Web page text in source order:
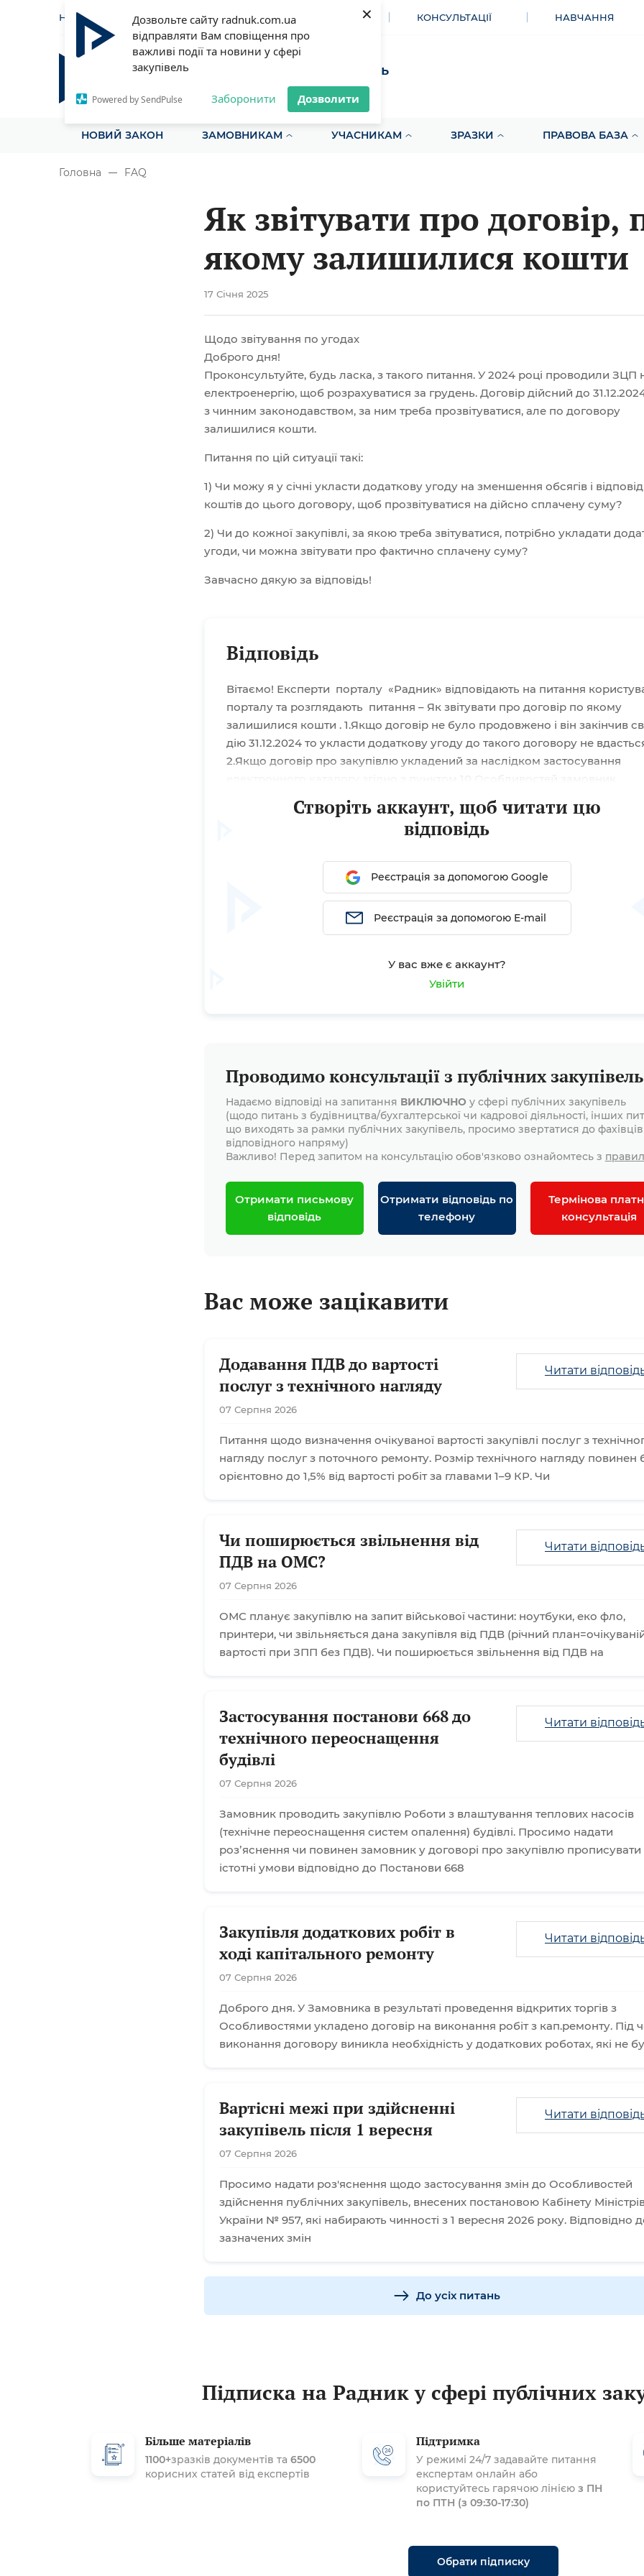
Дозвольте сайту radnuk.com.ua
відправляти Вам сповіщення про
важливі події та новини у сфері
закупівель
Powered by SendPulse Заборонити Дозволити
×
НОВИНИ СТАТТІ ІНСТРУМЕНТИ КОНСУЛЬТАЦІЇ НАВЧАННЯ
Радник у сфері публічних закупівель
Все для закупівель на одному порталі
НОВИЙ ЗАКОН ЗАМОВНИКАМ УЧАСНИКАМ ЗРАЗКИ ПРАВОВА БАЗА
Головна FAQ
Як звітувати про договір,
якому залишилися кошти
17 Січня 2025
Щодо звітування по угодах
Доброго дня!
Проконсультуйте, будь ласка, з такого питання. У 2024 році проводили ЗЦП
електроенергію, щоб розрахуватися за грудень. Договір дійсний до
з чинним законодавством, за ним треба прозвітуватися, але по договору
залишилися кошти.
Питання по цій ситуації такі:
1) Чи можу я у січні укласти додаткову угоду на зменшення обсягів і
коштів до цього договору, щоб прозвітуватися на дійсно сплачену суму?
2) Чи до кожної закупівлі, за якою треба звітуватися, потрібно укладати
угоди, чи можна звітувати про фактично сплачену суму?
Завчасно дякую за відповідь!
Відповідь
Вітаємо! Експерти порталу «Радник» відповідають на питання
порталу та розглядають питання – Як звітувати про договір по якому
залишилися кошти . 1.Якщо договір не було продовжено і він закінчив
дію 31.12.2024 то укласти додаткову угоду до такого договору не
2.Якщо договір про закупівлю укладений за наслідком застосування
оприлюднює звіт про виконання договору про закупівлю протягом 20
робочих днів з дня закінчення строку дії договору про закупівлю або
Створіть аккаунт, щоб читати цю
відповідь
Реєстрація за допомогою Google
Реєстрація за допомогою E-mail
У вас вже є аккаунт?
Увійти
Проводимо консультації з публічних закупівель
Надаємо відповіді на запитання ВИКЛЮЧНО у сфері публічних закупівель
(щодо питань з будівництва/бухгалтерської чи кадрової діяльності, інших
що виходять за рамки публічних закупівель, просимо звертатися до фахівців
відповідного напряму)
Важливо! Перед запитом на консультацію обов'язково ознайомтесь з
Отримати письмову
відповідь
Отримати відповідь по
телефону
Термінова
консультація
Вас може зацікавити
Додавання ПДВ до вартості
послуг з технічного нагляду
07 Серпня 2026
Читати
Питання щодо визначення очікуваної вартості закупівлі послуг з
нагляду послуг з поточного ремонту. Розмір технічного нагляду повинен
орієнтовно до 1,5% від вартості робіт за главами 1–9 КР. Чи
Чи поширюється звільнення від
ПДВ на ОМС?
07 Серпня 2026
Читати
ОМС планує закупівлю на запит військової частини: ноутбуки, еко фло,
принтери, чи звільняється дана закупівля від ПДВ (річний
вартості при ЗПП без ПДВ). Чи поширюється звільнення від ПДВ на
Застосування постанови 668 до
технічного переоснащення
будівлі
07 Серпня 2026
Читати
Замовник проводить закупівлю Роботи з влаштування теплових насосів
(технічне переоснащення систем опалення) будівлі. Просимо надати
розʼяснення чи повинен замовник у договорі про закупівлю прописувати
істотні умови відповідно до Постанови 668
Закупівля додаткових робіт в
ході капітального ремонту
07 Серпня 2026
Читати
Доброго дня. У Замовника в результаті проведення відкритих торгів з
Особливостями укладено договір на виконання робіт з кап.ремонту. Під
виконання договору виникла необхідність у додаткових роботах, які не
Вартісні межі при здійсненні
закупівель після 1 вересня
07 Серпня 2026
Читати
Просимо надати роз'яснення щодо застосування змін до Особливостей
здійснення публічних закупівель, внесених постановою Кабінету
України № 957, які набирають чинності з 1 вересня 2026 року. Відповідно
зазначених змін
До усіх питань
Підписка на Радник у сфері публічних
Більше матеріалів
1100+зразків документів та 6500
корисних статей від експертів
Підтримка
У режимі 24/7 задавайте питання
експертам онлайн або
користуйтесь гарячою лінією з ПН
по ПТН (з 09:30-17:30)
Обрати підписку